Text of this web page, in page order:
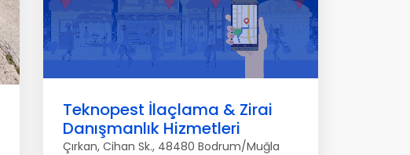
Teknopest İlaçlama & Zirai
Danışmanlık Hizmetleri
Çırkan, Cihan Sk., 48480 Bodrum/Muğla